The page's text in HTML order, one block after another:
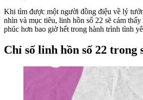
Khi tìm được một người đồng điệu về lý
nhìn và mục tiêu, linh hồn số 22 sẽ cảm
phúc hơn bao giờ hết trong hành trình tình
Chỉ số linh hồn số 22 trong